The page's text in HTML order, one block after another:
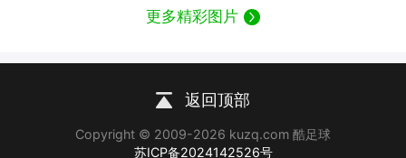
更多精彩图片
返回顶部
Copyright © 2009-2026 kuzq.com 酷足球
苏ICP备2024142526号